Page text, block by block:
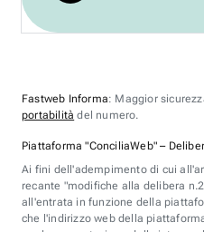
Fastweb Informa: Maggior
portabilità del numero.
Piattaforma "ConciliaWeb" –
Ai fini dell'adempimento di cui
recante "modifiche alla delibera
all'entrata in funzione della
che l'indirizzo web della